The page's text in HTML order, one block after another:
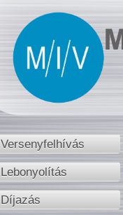
Versenyfelhívás
Lebonyolítás
Díjazás